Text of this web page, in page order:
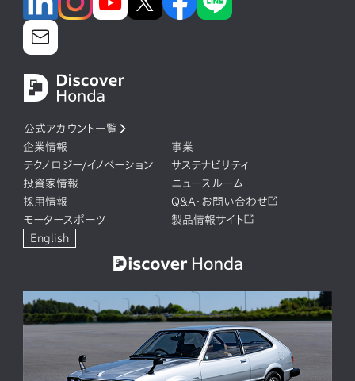
公式アカウント一覧
企業情報
事業
テクノロジー/イノベーション
サステナビリティ
投資家情報
ニュースルーム
採用情報
Q&A・お問い合わせ
モータースポーツ
製品情報サイト
English